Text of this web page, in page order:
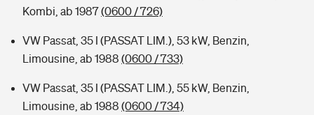
Kombi, ab 1987(0600 / 726)
VW Passat, 35 I (PASSAT LIM.), 53 kW, Benzin,
Limousine, ab 1988 (0600 / 733)
VW Passat, 35 I (PASSAT LIM.), 55 kW, Benzin,
Limousine, ab 1988 (0600 / 734)